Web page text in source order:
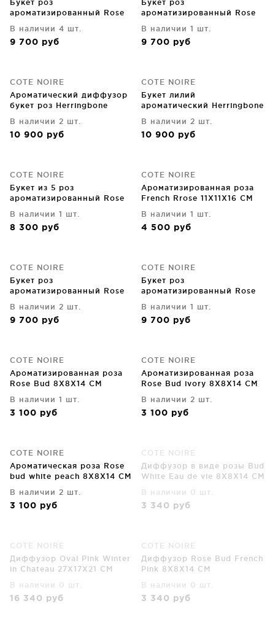
Букет роз
ароматизированный Rose
peach
В наличии 4 шт.
9 700 руб
Букет роз
ароматизированный Rose
Bouquet French Pink
17X17X21 CM
В наличии 1 шт.
9 700 руб
COTE NOIRE
Ароматический диффузор
букет роз Herringbone
В наличии 2 шт.
10 900 руб
COTE NOIRE
Букет лилий
ароматический Herringbone
В наличии 2 шт.
10 900 руб
COTE NOIRE
Букет из 5 роз
ароматизированный Rose
french pink 17X17X17 CM
В наличии 1 шт.
8 300 руб
COTE NOIRE
Ароматизированная роза
French Rrose 11X11X16 CM
В наличии 1 шт.
4 500 руб
COTE NOIRE
Букет роз
ароматизированный Rose
Bouquet Pink Blush 17X17X21
CM
В наличии 2 шт.
9 700 руб
COTE NOIRE
Букет роз
ароматизированный Rose
17X17X21 CM
В наличии 1 шт.
9 700 руб
COTE NOIRE
Ароматизированная роза
Rose Bud 8X8X14 CM
В наличии 1 шт.
3 100 руб
COTE NOIRE
Ароматизированная роза
Rose Bud ivory 8X8X14 CM
В наличии 2 шт.
3 100 руб
COTE NOIRE
Ароматическая роза Rose
bud white peach 8X8X14 CM
В наличии 2 шт.
3 100 руб
COTE NOIRE
Диффузор в виде розы Bud
White Eau de vie 8X8X14 CM
В наличии 0 шт.
3 340 руб
COTE NOIRE
Диффузор Oval Pink Winter
in Chateau 27X17X21 CM
В наличии 0 шт.
16 340 руб
COTE NOIRE
Диффузор Rose Bud French
Pink 8X8X14 CM
В наличии 0 шт.
3 340 руб